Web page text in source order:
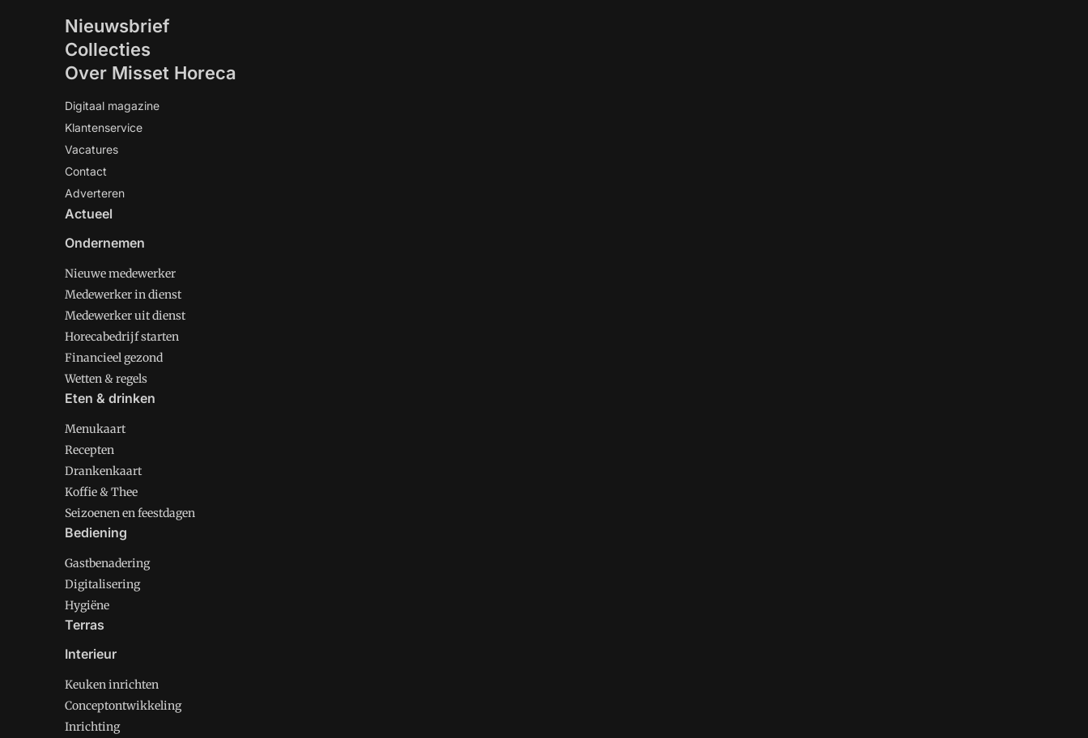
Nieuwsbrief
Collecties
Over Misset Horeca
Digitaal magazine
Klantenservice
Vacatures
Contact
Adverteren
Actueel
Ondernemen
Nieuwe medewerker
Medewerker in dienst
Medewerker uit dienst
Horecabedrijf starten
Financieel gezond
Wetten & regels
Eten & drinken
Menukaart
Recepten
Drankenkaart
Koffie & Thee
Seizoenen en feestdagen
Bediening
Gastbenadering
Digitalisering
Hygiëne
Terras
Interieur
Keuken inrichten
Conceptontwikkeling
Inrichting